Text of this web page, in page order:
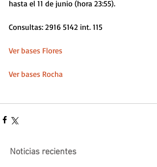
hasta el 11 de junio (hora 23:55).
Consultas: 2916 5142 int. 115
Ver bases Flores
Ver bases Rocha
Noticias recientes